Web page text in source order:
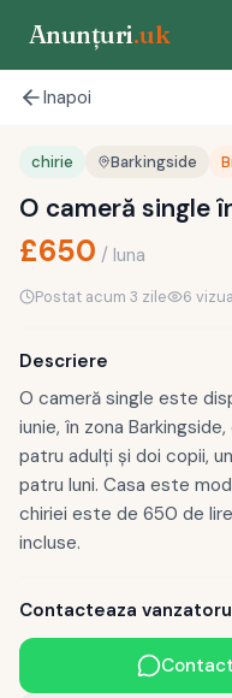
Anunțuri.uk
Inapoi
chirie Barkingside
O cameră single
£650 / luna
Postat acum 3 zile 6
Descriere
O cameră single este
iunie, în zona
patru adulți și doi copii,
patru luni. Casa este
chiriei este de 650 de
incluse.
Contacteaza